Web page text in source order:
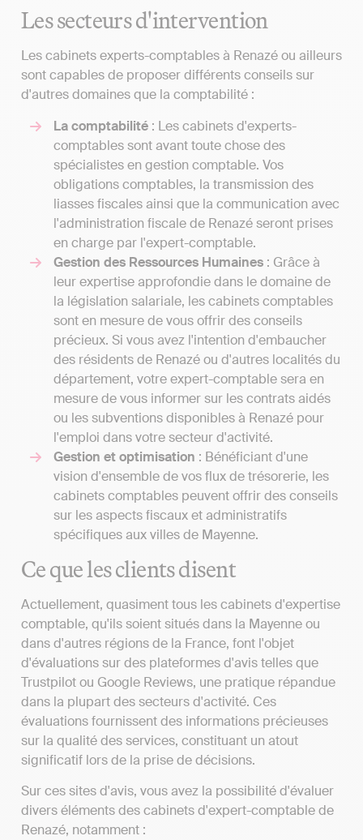
Les secteurs d'intervention
Les cabinets experts-comptables à Renazé ou ailleurs
sont capables de proposer différents conseils sur
d'autres domaines que la comptabilité :
La comptabilité : Les cabinets d'experts-
comptables sont avant toute chose des
spécialistes en gestion comptable. Vos
obligations comptables, la transmission des
liasses fiscales ainsi que la communication avec
l'administration fiscale de Renazé seront prises
en charge par l'expert-comptable.
Gestion des Ressources Humaines : Grâce à
leur expertise approfondie dans le domaine de
la législation salariale, les cabinets comptables
sont en mesure de vous offrir des conseils
précieux. Si vous avez l'intention d'embaucher
des résidents de Renazé ou d'autres localités du
département, votre expert-comptable sera en
mesure de vous informer sur les contrats aidés
ou les subventions disponibles à Renazé pour
l'emploi dans votre secteur d'activité.
Gestion et optimisation : Bénéficiant d'une
vision d'ensemble de vos flux de trésorerie, les
cabinets comptables peuvent offrir des conseils
sur les aspects fiscaux et administratifs
spécifiques aux villes de Mayenne.
Ce que les clients disent
Actuellement, quasiment tous les cabinets d'expertise
comptable, qu'ils soient situés dans la Mayenne ou
dans d'autres régions de la France, font l'objet
d'évaluations sur des plateformes d'avis telles que
Trustpilot ou Google Reviews, une pratique répandue
dans la plupart des secteurs d'activité. Ces
évaluations fournissent des informations précieuses
sur la qualité des services, constituant un atout
significatif lors de la prise de décisions.
Sur ces sites d'avis, vous avez la possibilité d'évaluer
divers éléments des cabinets d'expert-comptable de
Renazé, notamment :